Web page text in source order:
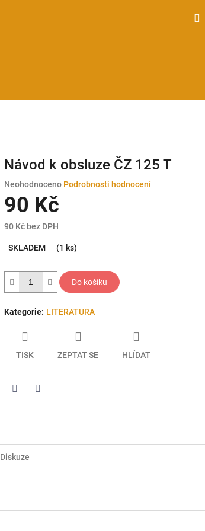
Návod k obsluze ČZ 125 T
Průměrné
hodnocení
produktu
0,0
Neohodnoceno Podrobnosti hodnocení
90 Kč
90 Kč bez DPH
cena:
SKLADEM (1 ks)
Do košíku
Kategorie: LITERATURA
TISK ZEPTAT SE HLÍDAT
Diskuze